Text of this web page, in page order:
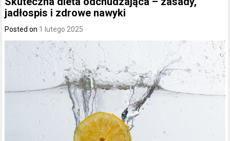
jadłospis i zdrowe nawyki
Posted on 1 lutego 2025